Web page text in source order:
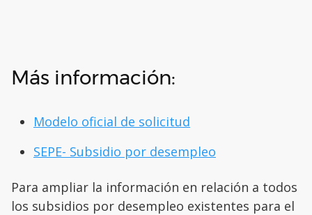
Más información:
Modelo oficial de solicitud
SEPE- Subsidio por desempleo
Para ampliar la información en relación a todos
los subsidios por desempleo existentes para el